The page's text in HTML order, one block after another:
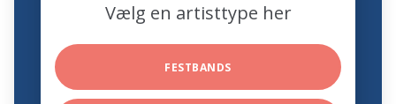
Vælg en artisttype her
FESTBANDS